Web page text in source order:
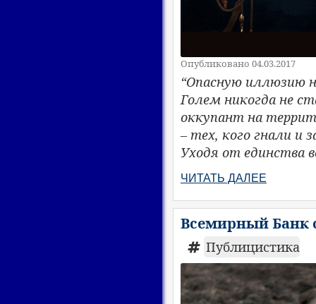
Опубликовано 04.03.2017
“Опасную иллюзию
Голем никогда не
оккупант на
– тех, кого гнали и
Уходя от единства
ЧИТАТЬ ДАЛЕЕ
Всемирный Банк
Публицистика